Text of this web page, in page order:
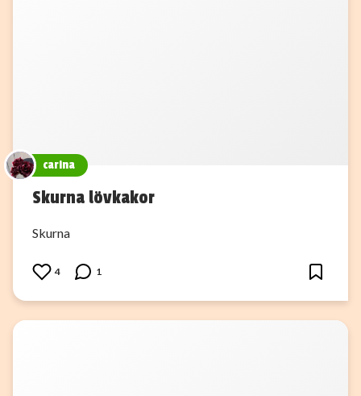
carina
Skurna lövkakor
Skurna
4 1